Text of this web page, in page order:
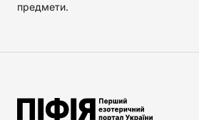
предмети.